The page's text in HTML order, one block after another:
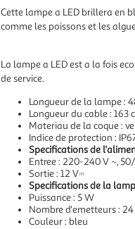
Cette lampe a LED brillera en
comme les poissons et les
La lampe a LED est a la fois
de service.
Longueur de la lampe :
Longueur du cable : 163
Materiau de la coque :
Indice de protection :
Specifications de
Entree : 220-240 V ~,
Sortie : 12 V⎓
Specifications de la
Puissance : 5 W
Nombre d'emetteurs : 24
Couleur : bleu